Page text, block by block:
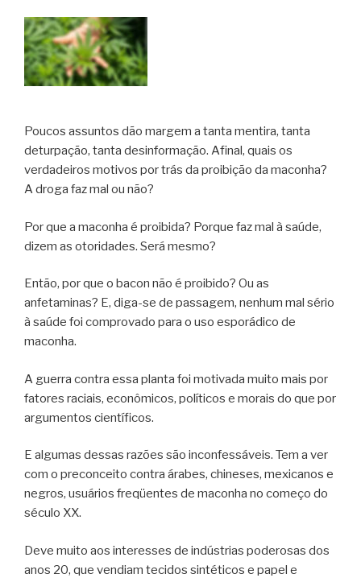
Poucos assuntos dão margem a tanta mentira, tanta
deturpação, tanta desinformação. Afinal, quais os
verdadeiros motivos por trás da proibição da maconha?
A droga faz mal ou não?
Por que a maconha é proibida? Porque faz mal à saúde,
dizem as otoridades. Será mesmo?
Então, por que o bacon não é proibido? Ou as
anfetaminas? E, diga-se de passagem, nenhum mal sério
à saúde foi comprovado para o uso esporádico de
maconha.
A guerra contra essa planta foi motivada muito mais por
fatores raciais, econômicos, políticos e morais do que por
argumentos científicos.
E algumas dessas razões são inconfessáveis. Tem a ver
com o preconceito contra árabes, chineses, mexicanos e
negros, usuários freqüentes de maconha no começo do
século XX.
Deve muito aos interesses de indústrias poderosas dos
anos 20, que vendiam tecidos sintéticos e papel e